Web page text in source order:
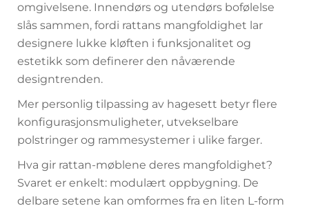
omgivelsene. Innendørs og utendørs bofølelse
slås sammen, fordi rattans mangfoldighet lar
designere lukke kløften i funksjonalitet og
estetikk som definerer den nåværende
designtrenden.
Mer personlig tilpassing av hagesett betyr flere
konfigurasjonsmuligheter, utvekselbare
polstringer og rammesystemer i ulike farger.
Hva gir rattan-møblene deres mangfoldighet?
Svaret er enkelt: modulært oppbygning. De
delbare setene kan omformes fra en liten L-form